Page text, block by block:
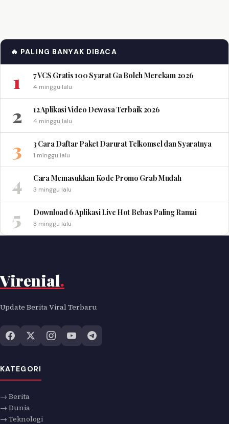
🔥 PALING BANYAK DIBACA
1 7 VCS Gratis 100 Syarat Ga Boleh Merekam 2026
4 minggu lalu
2 12 Aplikasi Video Dewasa Terbaik 2026
4 minggu lalu
3 3 Cara Daftar Paket Darurat Telkomsel dan Syaratnya
1 minggu lalu
4 Cara Memasukkan Kode Promo Grab Mudah
3 minggu lalu
5 Download 6 Aplikasi Live Hot Bebas Paling Ramai
3 minggu lalu
Virenial.
Update Berita Viral Terbaru
KATEGORI
→ Berita
→ Dunia
→ Teknologi